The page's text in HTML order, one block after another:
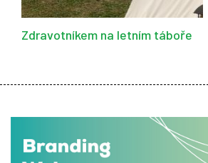
Zdravotníkem na letním táboře